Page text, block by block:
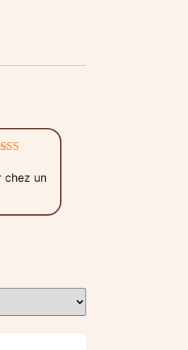
chez un